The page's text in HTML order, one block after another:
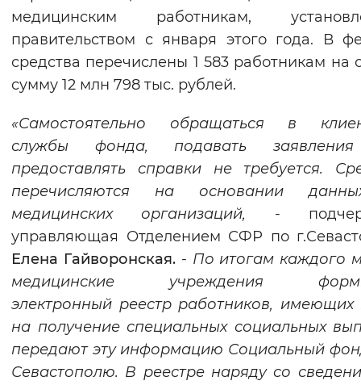
Синий фон
Изображения
Включены Выключены
Воспроизвести Остановить
Вернуть стандартные настройки
медицинским работникам,
правительством с января этого года. В
средства перечислены 1 583 работникам
сумму 12 млн 798 тыс. рублей.
«Самостоятельно обращаться в
службы фонда, подавать
предоставлять справки не требуется.
перечисляются на основании
медицинских организаций,
-
управляющая Отделением СФР по
Елена Гайворонская.- По итогам каждого
медицинские учреждения
электронный реестр работников, имеющих
на получение специальных социальных
передают эту информацию Социальный
Севастополю. В реестре наряду со